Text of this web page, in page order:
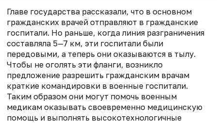
Главе государства рассказали, что в основном
гражданских врачей отправляют в гражданские
госпитали. Но раньше, когда линия разграничения
составляла 5—7 км, эти госпитали были
передовыми, а теперь они оказываются в тылу.
Чтобы не оголять эти фланги, возникло
предложение разрешить гражданским врачам
краткие командировки в военные госпитали.
Таким образом они могут помочь военным
медикам оказывать своевременно медицинскую
помощь и выполнять высокотехнологичные